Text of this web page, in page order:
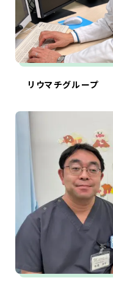
リウマチグループ